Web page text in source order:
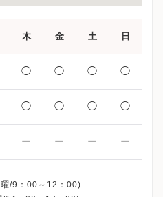
木 金 土 日
◯ ◯ ◯ ◯
◯ ◯ ◯ ◯
ー ー ー ー
/9：00～12：00)